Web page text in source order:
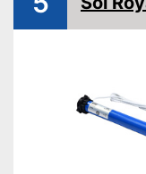
Vorteile
Amazon Lieferzeit